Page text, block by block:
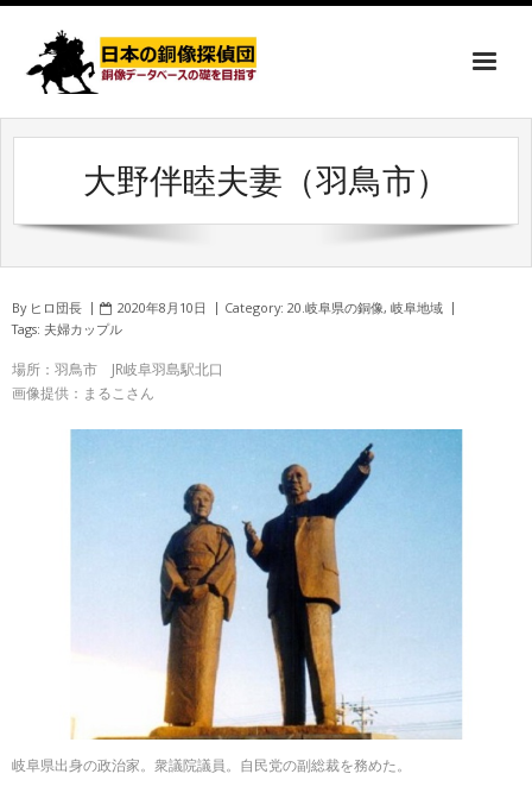
大野伴睦夫妻（羽鳥市）
By ヒロ団長 2020年8月10日 Category: 20.岐阜県の銅像, 岐阜地域
Tags: 夫婦カップル
場所：羽鳥市 JR岐阜羽島駅北口
画像提供：まるこさん
岐阜県出身の政治家。衆議院議員。自民党の副総裁を務めた。